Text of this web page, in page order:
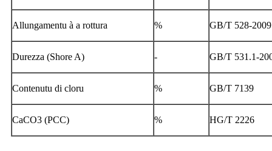
Allungamentu à a rottura % GB/T 528-2009
Durezza (Shore A) - GB/T 531.1-
Contenutu di cloru % GB/T 7139
CaCO3 (PCC) % HG/T 2226